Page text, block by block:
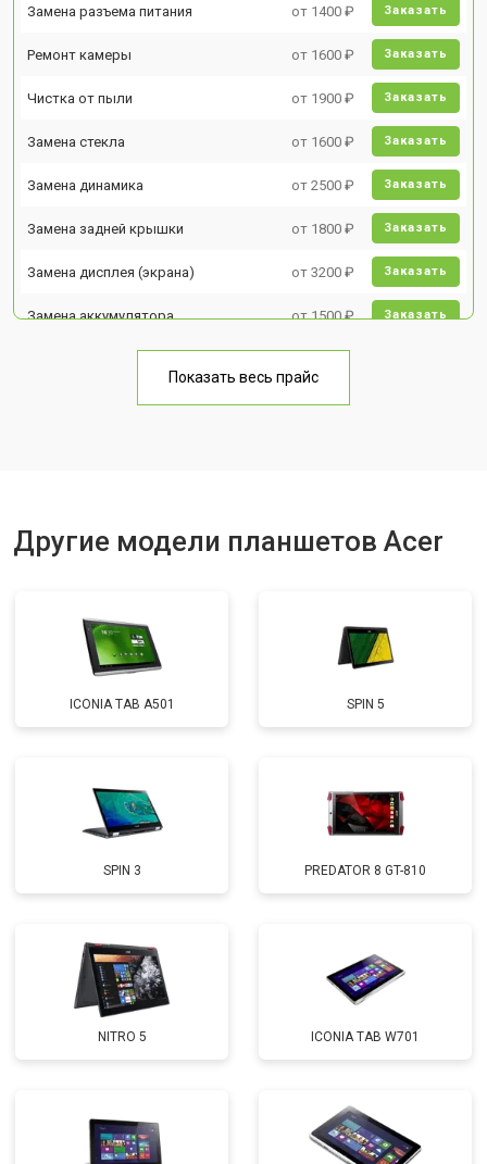
Замена разъема питания от 1400 ₽ Заказать
Ремонт камеры от 1600 ₽ Заказать
Чистка от пыли от 1900 ₽ Заказать
Замена стекла от 1600 ₽ Заказать
Замена динамика от 2500 ₽ Заказать
Замена задней крышки от 1800 ₽ Заказать
Замена дисплея (экрана) от 3200 ₽ Заказать
Замена аккумулятора от 1500 ₽ Заказать
Замена материнской платы от 3200 ₽
Показать весь прайс
Другие модели планшетов Acer
ICONIA TAB A501 SPIN 5
SPIN 3 PREDATOR 8 GT-810
NITRO 5 ICONIA TAB W701